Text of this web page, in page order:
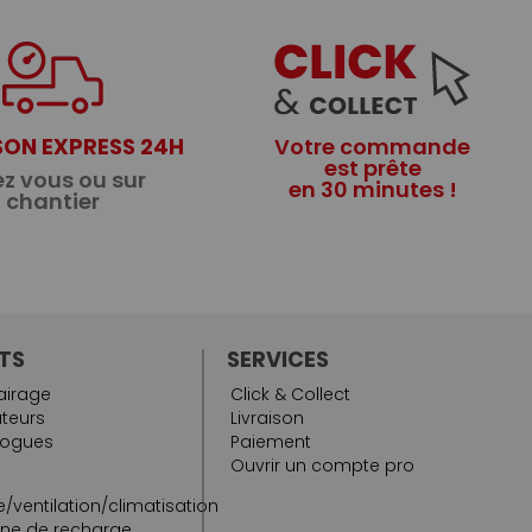
EXPRESS 24H
vous ou sur
chantier
Votre commande
est prête
en 30 minutes !
ventilation/climatisation
SERVICES
Click & Collect
Livraison
Paiement
Ouvrir un compte pro